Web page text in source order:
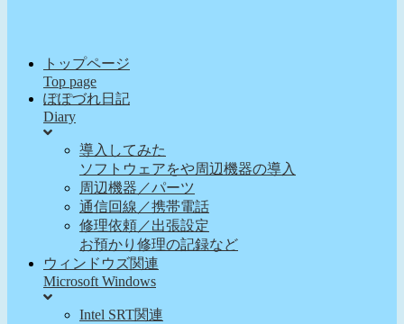
トップページ
Top page
ぽぽづれ日記
Diary
導入してみた
ソフトウェアをや周辺機器の導入
周辺機器／パーツ
通信回線／携帯電話
修理依頼／出張設定
お預かり修理の記録など
ウィンドウズ関連
Microsoft Windows
Intel SRT関連